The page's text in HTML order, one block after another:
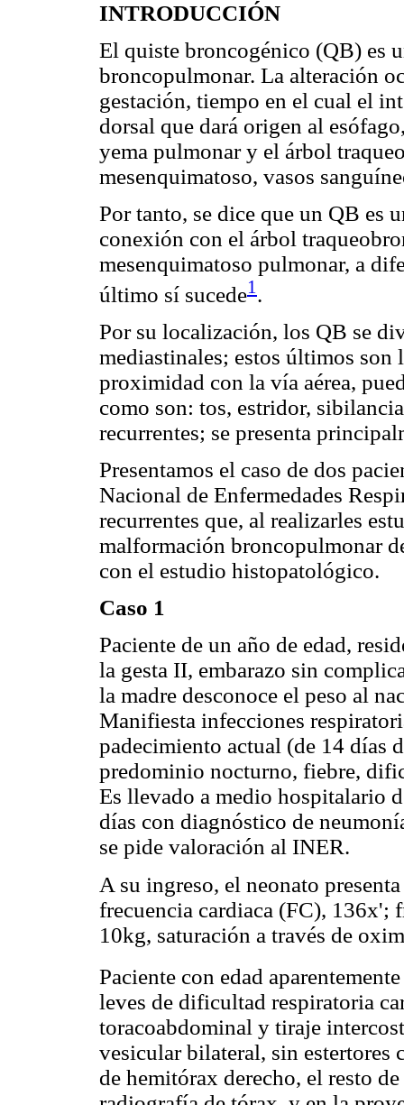
INTRODUCCIÓN
El quiste broncogénico (QB) es
broncopulmonar. La alteración
gestación, tiempo en el cual el
dorsal que dará origen al
yema pulmonar y el árbol
mesenquimatoso, vasos
Por tanto, se dice que un QB es
conexión con el árbol
mesenquimatoso pulmonar, a
último sí sucede1.
Por su localización, los QB se
mediastinales; estos últimos son
proximidad con la vía aérea,
como son: tos, estridor,
recurrentes; se presenta
Presentamos el caso de dos
Nacional de Enfermedades
recurrentes que, al realizarles
malformación broncopulmonar
con el estudio histopatológico.
Caso 1
Paciente de un año de edad,
la gesta II, embarazo sin
la madre desconoce el peso al
Manifiesta infecciones
padecimiento actual (de 14 días
predominio nocturno, fiebre,
Es llevado a medio hospitalario
días con diagnóstico de
se pide valoración al INER.
A su ingreso, el neonato
frecuencia cardiaca (FC), 136x';
10kg, saturación a través de
Paciente con edad
leves de dificultad respiratoria
toracoabdominal y tiraje
vesicular bilateral, sin
de hemitórax derecho, el resto